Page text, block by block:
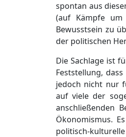
spontan aus
(auf Kämpfe um
Bewusstsein zu
der politischen
Die Sachlage ist
Feststellung,
jedoch nicht nur
auf viele der
anschließenden
Ökonomismus.
politisch-